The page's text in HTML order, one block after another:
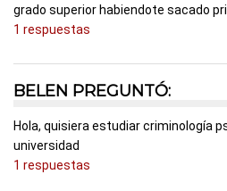
grado superior habiendote sacado
1 respuestas
BELEN PREGUNTÓ:
Hola, quisiera estudiar criminología
universidad
1 respuestas